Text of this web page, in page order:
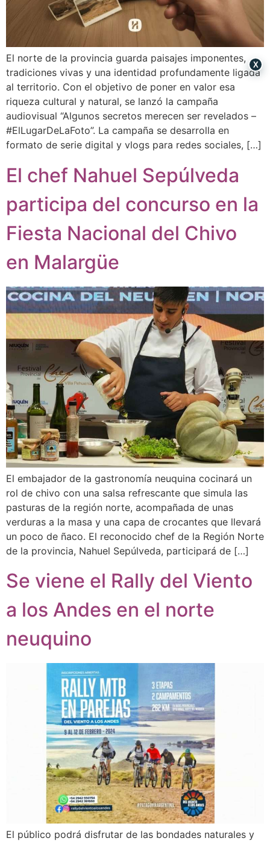
El norte de la provincia guarda paisajes imponentes,
tradiciones vivas y una identidad profundamente ligada
al territorio. Con el objetivo de poner en valor esa
riqueza cultural y natural, se lanzó la campaña
audiovisual “Algunos secretos merecen ser revelados –
#ElLugarDeLaFoto”. La campaña se desarrolla en
formato de serie digital y vlogs para redes sociales, […]
El chef Nahuel Sepúlveda
participa del concurso en la
Fiesta Nacional del Chivo
en Malargüe
El embajador de la gastronomía neuquina cocinará un
rol de chivo con una salsa refrescante que simula las
pasturas de la región norte, acompañada de unas
verduras a la masa y una capa de crocantes que llevará
un poco de ñaco. El reconocido chef de la Región Norte
de la provincia, Nahuel Sepúlveda, participará de […]
Se viene el Rally del Viento
a los Andes en el norte
neuquino
El público podrá disfrutar de las bondades naturales y
X